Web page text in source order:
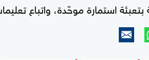
استمارة موحّدة، واتباع